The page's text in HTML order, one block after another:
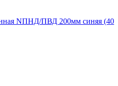
NПНД/ПВД 200мм синяя (40